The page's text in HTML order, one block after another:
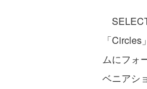
「
ムにフォ
ベニアシ